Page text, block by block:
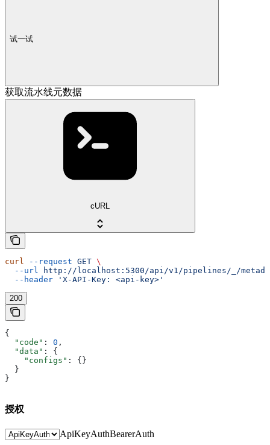
试一试
获取流水线元数据
cURL
curl --request GET \
  --url
http://localhost:5300/api/v1/pipelines/_/
  --header
'X-API-Key: <api-key>'
200
{
  "code"
: 0 ,
  "data"
: {
    "configs"
: {}
  }
}
授权
ApiKeyAuthBearerAuth